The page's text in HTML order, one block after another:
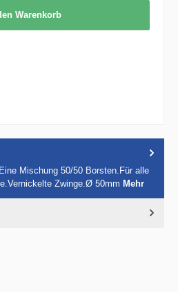
Warenkorb
Mischung 50/50 Borsten.Für alle
Zwinge.Ø 50mm Mehr